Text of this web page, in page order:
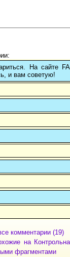
На сайте
и вам советую!
комментарии (19)
на
фрагментами